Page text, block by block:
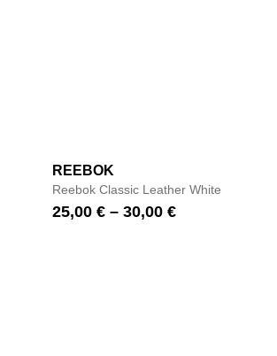
REEBOK
Reebok Classic Leather White
25,00 € – 30,00 €